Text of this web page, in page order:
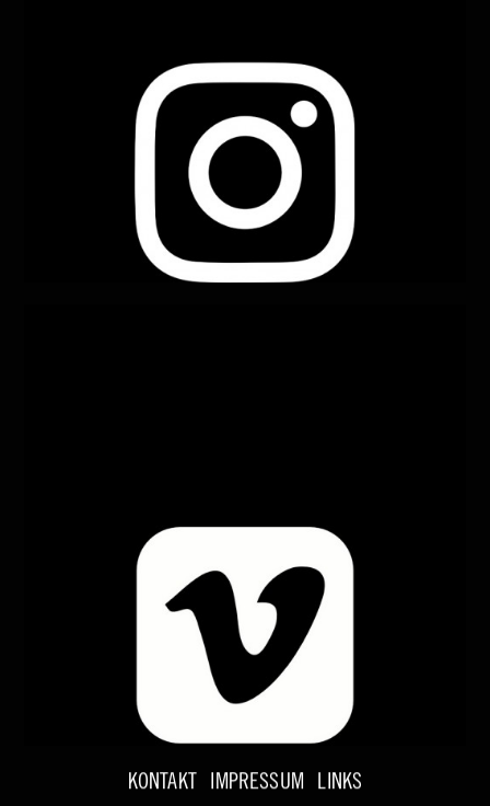
KONTAKT IMPRESSUM LINKS